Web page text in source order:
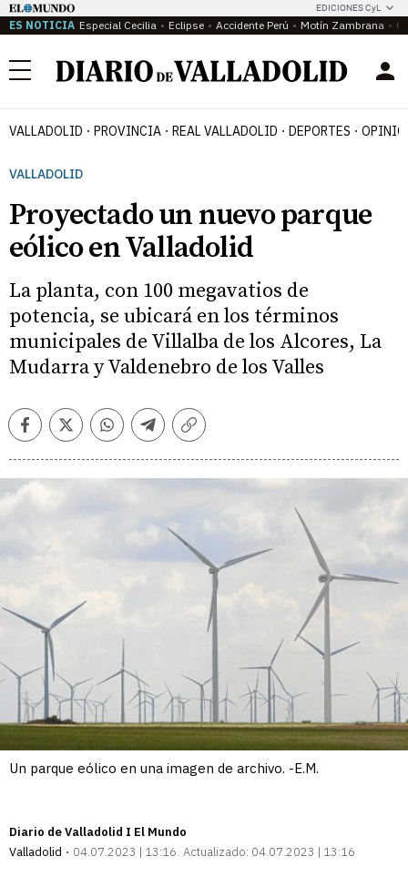
EDICIONES CyL
ES NOTICIA Especial Cecilia Eclipse Accidente Perú Motín Zambrana
Menú
VALLADOLID PROVINCIA REAL VALLADOLID DEPORTES
VALLADOLID
Proyectado un nuevo parque
eólico en Valladolid
La planta, con 100 megavatios de
potencia, se ubicará en los términos
municipales de Villalba de los Alcores, La
Mudarra y Valdenebro de los Valles
FacebookTwitterWhatsappTelegramCopiar
Un parque eólico en una imagen de archivo. -E.M.
Diario de Valladolid I El Mundo
Valladolid
04.07.2023 | 13:16 Actualizado: 04.07.2023 | 13:16